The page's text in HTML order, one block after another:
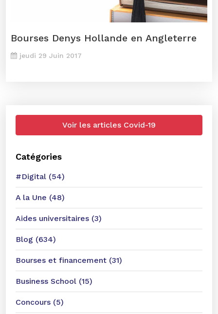
Bourses Denys Hollande en Angleterre
jeudi 29 Juin 2017
Voir les articles Covid-19
Catégories
#Digital (54)
A la Une (48)
Aides universitaires (3)
Blog (634)
Bourses et financement (31)
Business School (15)
Concours (5)